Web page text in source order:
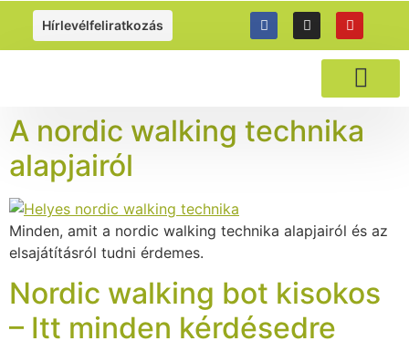
https://gyalogolj.hu
Hírlevélfeliratkozás
A nordic walking technika
alapjairól
Minden, amit a nordic walking technika alapjairól és az
elsajátításról tudni érdemes.
Nordic walking bot kisokos
– Itt minden kérdésedre